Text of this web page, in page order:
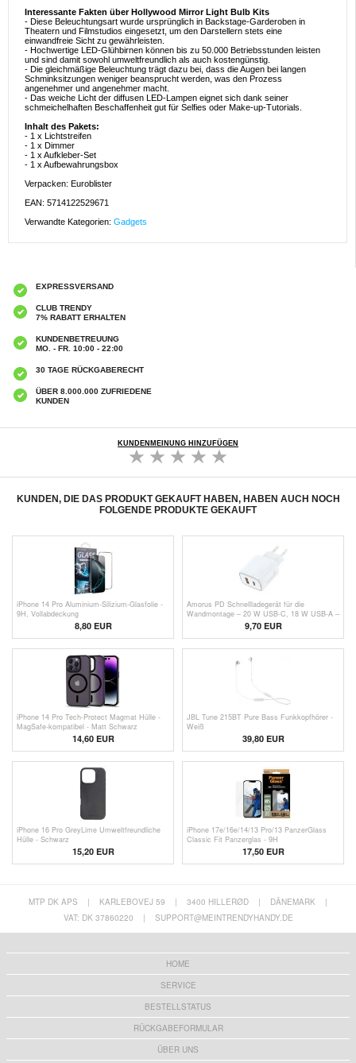
Interessante Fakten über Hollywood Mirror Light Bulb Kits
- Diese Beleuchtungsart wurde ursprünglich in Backstage-Garderoben in
Theatern und Filmstudios eingesetzt, um den Darstellern stets eine
einwandfreie Sicht zu gewährleisten.
- Hochwertige LED-Glühbirnen können bis zu 50.000 Betriebsstunden leisten
und sind damit sowohl umweltfreundlich als auch kostengünstig.
- Die gleichmäßige Beleuchtung trägt dazu bei, dass die Augen bei langen
Schminksitzungen weniger beansprucht werden, was den Prozess
angenehmer und angenehmer macht.
- Das weiche Licht der diffusen LED-Lampen eignet sich dank seiner
schmeichelhaften Beschaffenheit gut für Selfies oder Make-up-Tutorials.
Inhalt des Pakets:
- 1 x Lichtstreifen
- 1 x Dimmer
- 1 x Aufkleber-Set
- 1 x Aufbewahrungsbox
Verpacken: Euroblister
EAN: 5714122529671
Verwandte Kategorien: Gadgets
EXPRESSVERSAND
CLUB TRENDY
7% RABATT ERHALTEN
KUNDENBETREUUNG
MO. - FR. 10:00 - 22:00
30 TAGE RÜCKGABERECHT
ÜBER 8.000.000 ZUFRIEDENE
KUNDEN
KUNDENMEINUNG HINZUFÜGEN
KUNDEN, DIE DAS PRODUKT GEKAUFT HABEN, HABEN AUCH NOCH
FOLGENDE PRODUKTE GEKAUFT
iPhone 14 Pro Aluminium-Silizium-Glasfolie -
9H, Vollabdeckung
8,80 EUR
Amorus PD Schnellladegerät für die
Wandmontage – 20 W USB-C, 18 W USB-A –
9,70EUR
iPhone 14 Pro Tech-Protect Magmat Hülle -
MagSafe-kompatibel - Matt Schwarz
14,60 EUR
JBL Tune 215BT Pure Bass Funkkopfhörer -
Weiß
39,80 EUR
iPhone 16 Pro GreyLime Umweltfreundliche
Hülle - Schwarz
15,20 EUR
iPhone 17e/16e/14/13 Pro/13 PanzerGlass
Classic Fit Panzerglas - 9H
17,50 EUR
MTP DK APS | KARLEBOVEJ 59 | 3400 HILLERØD | DÄNEMARK
|
VAT: DK 37860220
| SUPPORT@MEINTRENDYHANDY.DE
HOME
SERVICE
BESTELLSTATUS
RÜCKGABEFORMULAR
ÜBER UNS